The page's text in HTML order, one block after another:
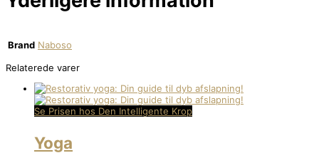
Brand Naboso
Relaterede varer
Se Prisen hos Den Intelligente Krop
Yoga